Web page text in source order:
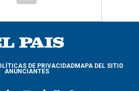
DE PRIVACIDADMAPA DEL SITIO
ANUNCIANTES